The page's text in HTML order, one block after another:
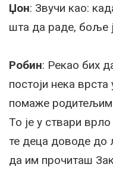
Џон: Звучи као:
шта да раде, боље
Робин: Рекао бих
постоји нека
помаже
То је у ствари
те деца доводе до
да им прочиташ